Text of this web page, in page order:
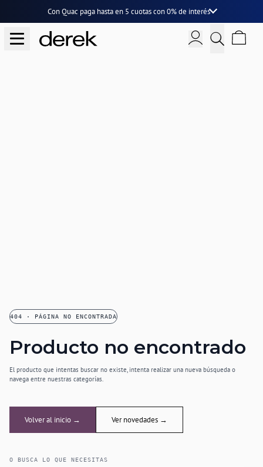
Con Quac paga hasta en 5 cuotascon0% de interés
404 · PÁGINA NO ENCONTRADA
Producto no encontrado
El producto que intentas buscar no existe, intenta realizar una nueva búsqueda o
navega entre nuestras categorías.
Volver al inicio → Ver novedades →
O BUSCA LO QUE NECESITAS